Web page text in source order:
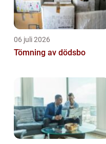
06 juli 2026
Tömning av dödsbo